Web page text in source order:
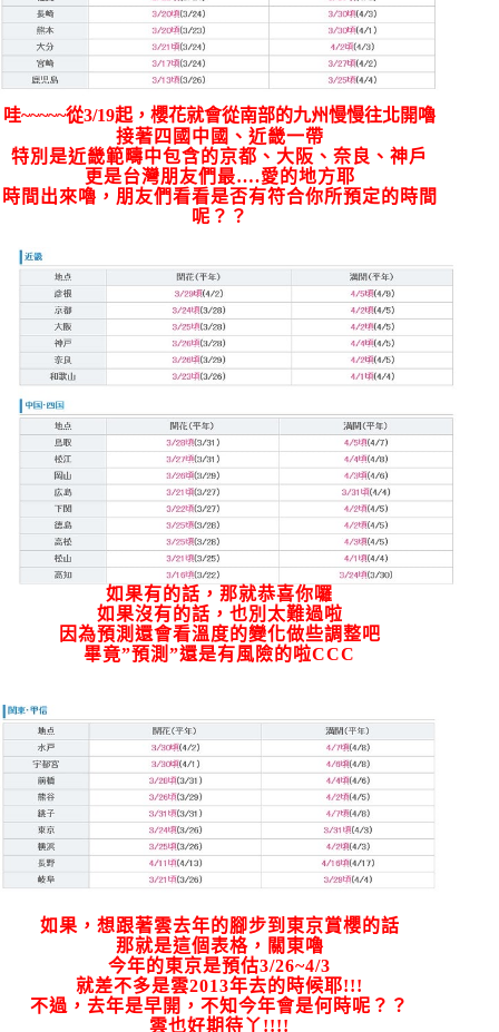
哇~~~~~從3/19起，櫻花就會從南部的九州慢慢往北開嚕
接著四國中國、近畿一帶
特別是近畿範疇中包含的京都、大阪、奈良、神戶
更是台灣朋友們最….愛的地方耶
時間出來嚕，朋友們看看是否有符合你所預定的時間
呢？？
如果有的話，那就恭喜你囉
如果沒有的話，也別太難過啦
因為預測還會看溫度的變化做些調整吧
畢竟”預測”還是有風險的啦CCC
如果，想跟著雲去年的腳步到東京賞櫻的話
那就是這個表格，關東嚕
今年的東京是預估3/26~4/3
就差不多是雲2013年去的時候耶!!!
不過，去年是早開，不知今年會是何時呢？？
雲也好期待丫!!!!